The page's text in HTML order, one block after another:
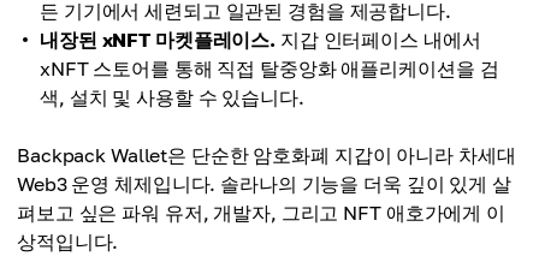
든 기기에서 세련되고 일관된 경험을 제공합니다.
내장된 xNFT 마켓플레이스. 지갑 인터페이스 내에서
xNFT 스토어를 통해 직접 탈중앙화 애플리케이션을 검
색, 설치 및 사용할 수 있습니다.
Backpack Wallet은 단순한 암호화폐 지갑이 아니라 차세대
Web3 운영 체제입니다. 솔라나의 기능을 더욱 깊이 있게 살
펴보고 싶은 파워 유저, 개발자, 그리고 NFT 애호가에게 이
상적입니다.